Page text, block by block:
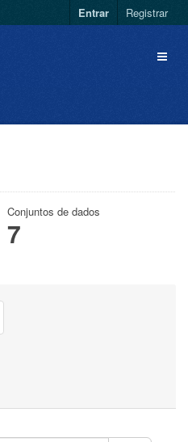
Entrar Registrar
Conjuntos de dados
7